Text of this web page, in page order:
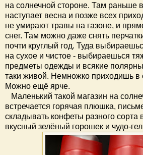
на солнечной стороне. Там раньше
наступает весна и позже всех
не умирают травы на газоне, и
снег. Там можно даже снять
почти круглый год. Туда
на сухое и чистое - выбираешься
предметы одежды и всякие
таки живой. Немножко приходишь в
Можно ещё ярче.
Маленький такой магазин на
встречается горячая плюшка,
складывать конфеты разного сорта
вкусный зелёный горошек и чудо-